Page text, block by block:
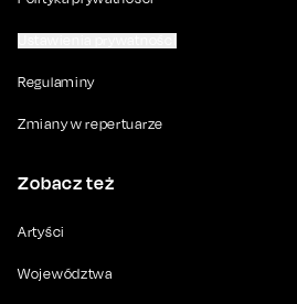
Regulaminy
Zmiany w repertuarze
Zobacz też
Artyści
Województwa